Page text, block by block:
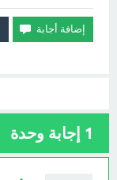
1 إجابة وحدة